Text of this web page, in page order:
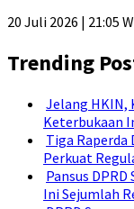
20 Juli 2026 | 21:05
Trending
Jelang HKIN,
Keterbukaan
Tiga Raperda
Perkuat
Pansus
Ini Sejumlah